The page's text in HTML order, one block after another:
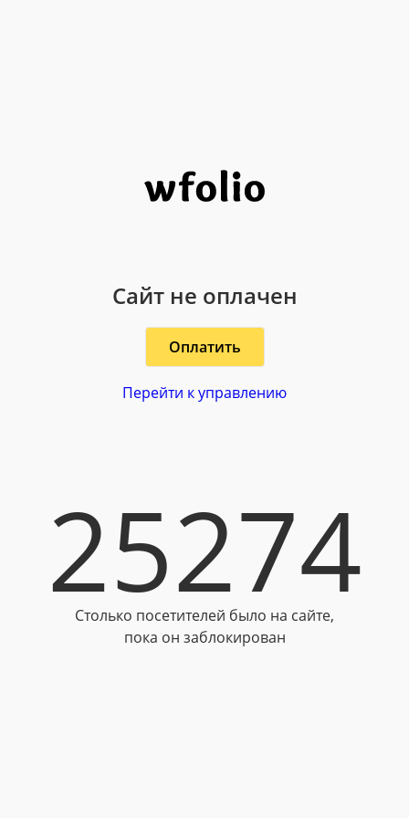
Сайт не оплачен
Оплатить
Перейти к управлению
25274
Столько посетителей было на сайте,
пока он заблокирован